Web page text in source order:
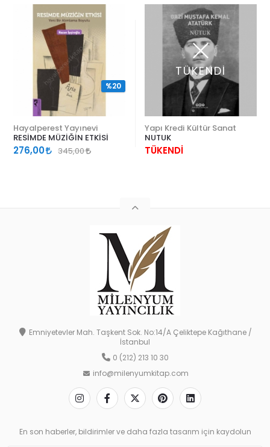
Hayalperest Yayınevi
RESİMDE MÜZİĞİN ETKİSİ
276,00 345,00
%20
TÜKENDİ
Yapı Kredi Kültür Sanat
NUTUK
TÜKENDİ
Emniyetevler Mah. Taşkent Sok. No:14/A Çeliktepe Kağıthane /
İstanbul
0 (212) 213 10 30
info@milenyumkitap.com
En son haberler, bildirimler ve daha fazla tasarım için kaydolun